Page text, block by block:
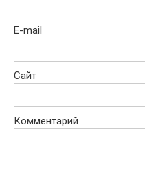
E-mail
Сайт
Комментарий